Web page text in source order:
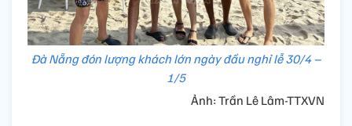
Đà Nẵng đón lượng khách lớn ngày đầu nghỉ lễ 30/4 –
1/5
Ảnh: Trần Lê Lâm-TTXVN